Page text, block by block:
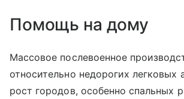
Помощь на дому
Массовое послевоенное
относительно недорогих легковых
рост городов, особенно спальных